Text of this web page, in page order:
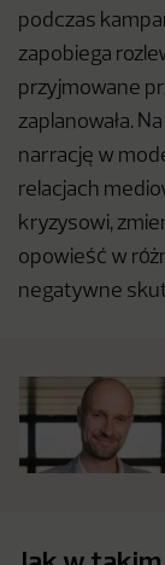
podczas
zapobiega
przyjmowane
zaplanowała.
narrację w
relacjach
kryzysowi,
opowieść w
negatywne